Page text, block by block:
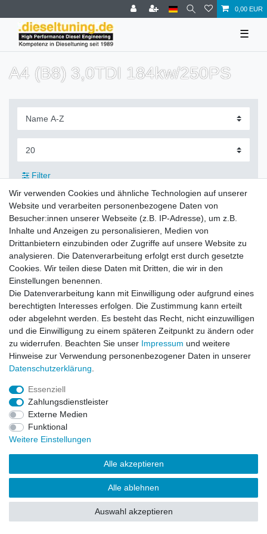
0,00 EUR
☰
A4 (B8) 3,0TDI 184kw/250PS
Filter
Zahlung und Versand
Daten­schutz­erklärung
Barrierefreiheitserklärung Widerrufs­recht
Vertrag widerrufen
© Copyright 2026 | Alle Rechte vorbehalten.
Wir verwenden Cookies und ähnliche Technologien auf unserer
Website und verarbeiten personenbezogene Daten von
Besucher:innen unserer Webseite (z.B. IP-Adresse), um z.B.
Inhalte und Anzeigen zu personalisieren, Medien von
Drittanbietern einzubinden oder Zugriffe auf unsere Website zu
analysieren. Die Datenverarbeitung erfolgt erst durch gesetzte
Cookies. Wir teilen diese Daten mit Dritten, die wir in den
Einstellungen benennen.
Die Datenverarbeitung kann mit Einwilligung oder aufgrund eines
berechtigten Interesses erfolgen. Die Zustimmung kann erteilt
oder abgelehnt werden. Es besteht das Recht, nicht einzuwilligen
und die Einwilligung zu einem späteren Zeitpunkt zu ändern oder
zu widerrufen. Beachten Sie unser Impressum und weitere
Hinweise zur Verwendung personenbezogener Daten in unserer
Daten­schutz­erklärung
Essenziell
Zahlungsdienstleister
Externe Medien
Funktional
Weitere Einstellungen
Alle akzeptieren
Alle ablehnen
Auswahl akzeptieren